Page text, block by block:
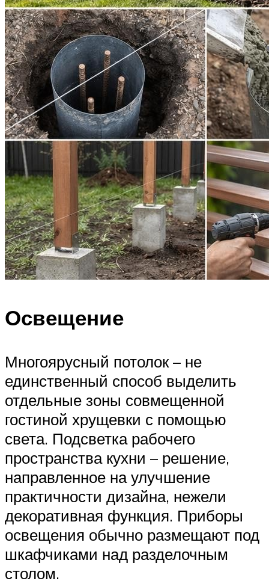
Освещение
Многоярусный потолок – не
единственный способ выделить
отдельные зоны совмещенной
гостиной хрущевки с помощью
света. Подсветка рабочего
пространства кухни – решение,
направленное на улучшение
практичности дизайна, нежели
декоративная функция. Приборы
освещения обычно размещают под
шкафчиками над разделочным
столом.